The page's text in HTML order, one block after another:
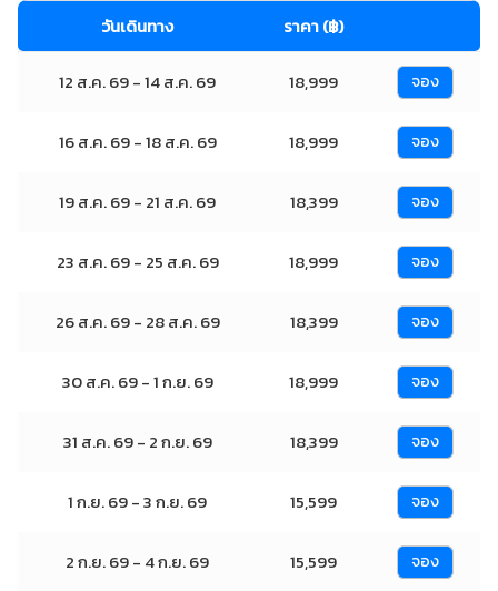
วันเดินทาง ราคา (฿)
12 ส.ค. 69 - 14 ส.ค. 69 18,999 จอง
16 ส.ค. 69 - 18 ส.ค. 69 18,999 จอง
19 ส.ค. 69 - 21 ส.ค. 69 18,399 จอง
23 ส.ค. 69 - 25 ส.ค. 69 18,999 จอง
26 ส.ค. 69 - 28 ส.ค. 69 18,399 จอง
30 ส.ค. 69 - 1 ก.ย. 69 18,999 จอง
31 ส.ค. 69 - 2 ก.ย. 69 18,399 จอง
1 ก.ย. 69 - 3 ก.ย. 69 15,599 จอง
2 ก.ย. 69 - 4 ก.ย. 69 15,599 จอง